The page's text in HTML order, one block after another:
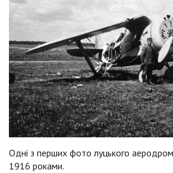
Одні з перших фото луцького
1916 роками.